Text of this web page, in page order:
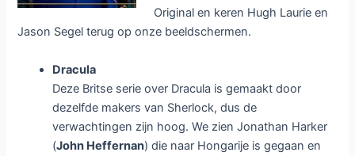
Original en keren Hugh Laurie en
Jason Segel terug op onze beeldschermen.
Dracula
Deze Britse serie over Dracula is gemaakt door
dezelfde makers van Sherlock, dus de
verwachtingen zijn hoog. We zien Jonathan Harker
(John Heffernan) die naar Hongarije is gegaan en